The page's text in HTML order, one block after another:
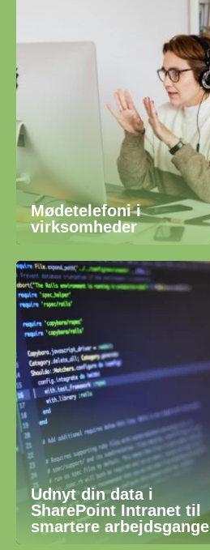
Mødetelefoni i
virksomheder
Udnyt din data i
SharePoint Intranet til
smartere arbejdsgange